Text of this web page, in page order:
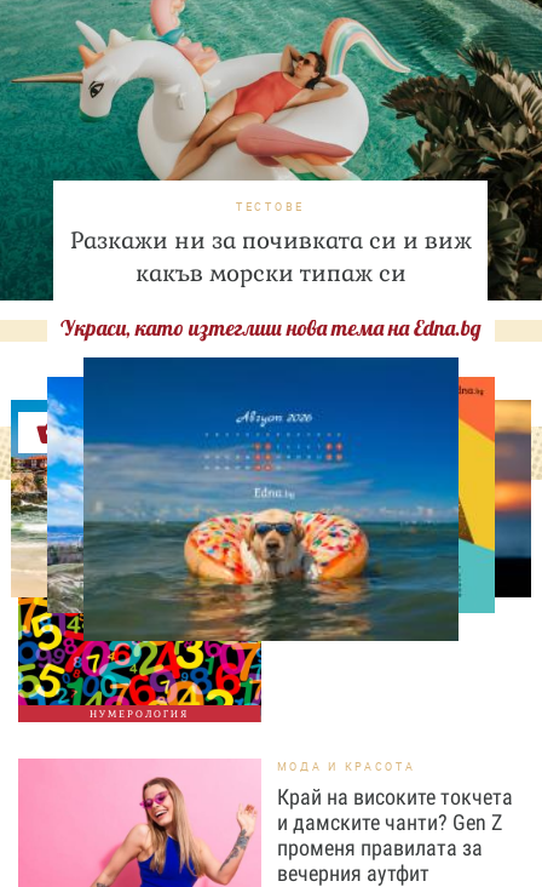
ТЕСТОВЕ
Разкажи ни за почивката си и виж
какъв морски типаж си
Украси, като изтеглиш нова тема на Edna.bg
Оферти
НУМЕРОЛОГИЯ
НУМЕРОЛОГИЯ
Нумерологична прогноза
за 5 август, сряда
МОДА И КРАСОТА
Край на високите токчета
и дамските чанти? Gen Z
променя правилата за
вечерния аутфит